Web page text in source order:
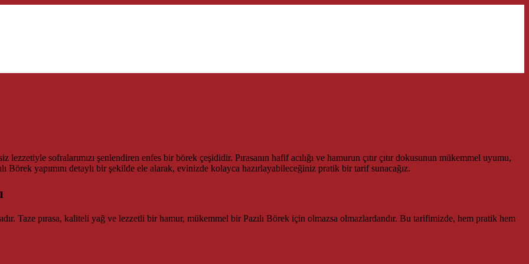
sofralarımızı şenlendiren enfes bir börek çeşididir. Pırasanın hafif acılığı ve hamurun çıtır çıtır dokusunun mükemmel uyumu,
Börek yapımını detaylı bir şekilde ele alarak, evinizde kolayca hazırlayabileceğiniz pratik bir tarif sunacağız.
Taze pırasa, kaliteli yağ ve lezzetli bir hamur, mükemmel bir Pazılı Börek için olmazsa olmazlardandır. Bu tarifimizde, hem pratik hem